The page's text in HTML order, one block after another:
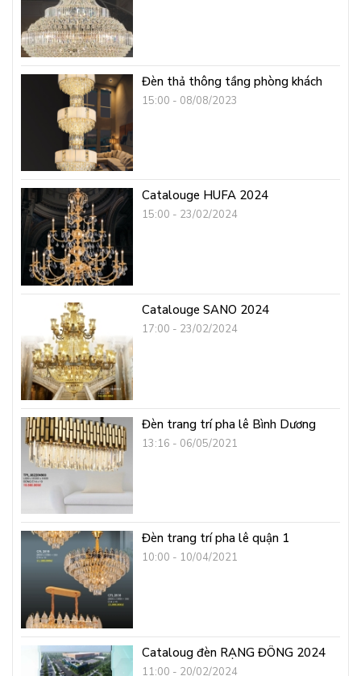
Đèn thả thông tầng phòng khách
15:00 - 08/08/2023
Catalouge HUFA 2024
15:00 - 23/02/2024
Catalouge SANO 2024
17:00 - 23/02/2024
Đèn trang trí pha lê Bình Dương
13:16 - 06/05/2021
Đèn trang trí pha lê quận 1
10:00 - 10/04/2021
Cataloug đèn RẠNG ĐÔNG 2024
11:00 - 20/02/2024